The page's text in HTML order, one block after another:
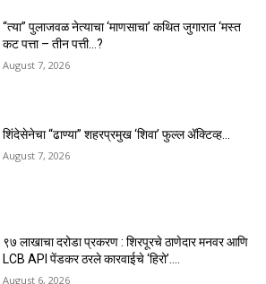
“त्या” पुलाजवळ नेत्याचा ‘माणसाचा’ कथित जुगारात ‘मस्त
कट पत्ता – तीन पत्ती…?
August 7, 2026
शिंदेसेनेचा “ढाण्या” शहरप्रमुख ‘शिवा’ फुल्ल ॲक्टिव्ह…
August 7, 2026
९७ लाखाचा दरोडा प्रकरण : शिरपूरचे ठाणेदार मनवर आणि
LCB API पेंडकर ठरले कारवाईचे ‘हिरो’….
August 6, 2026